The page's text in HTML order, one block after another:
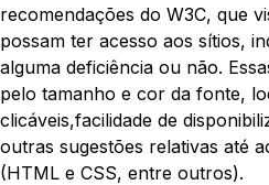
recomendações do W3C, que
possam ter acesso aos sítios,
alguma deficiência ou não.
pelo tamanho e cor da fonte,
clicáveis,facilidade de
outras sugestões relativas até
(HTML e CSS, entre outros).